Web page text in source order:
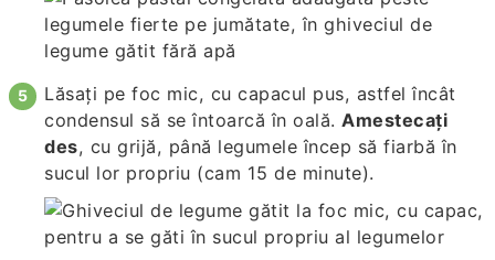
Lăsați pe foc mic, cu capacul pus, astfel încât
condensul să se întoarcă în oală.Amestecați
des, cu grijă, până legumele încep să fiarbă în
sucul lor propriu (cam 15 de minute).